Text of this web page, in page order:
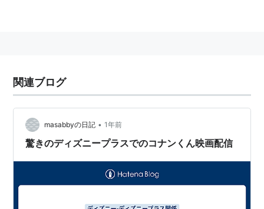
関連ブログ
masabbyの日記 • 1年前
驚きのディズニープラスでのコナンくん映画配信